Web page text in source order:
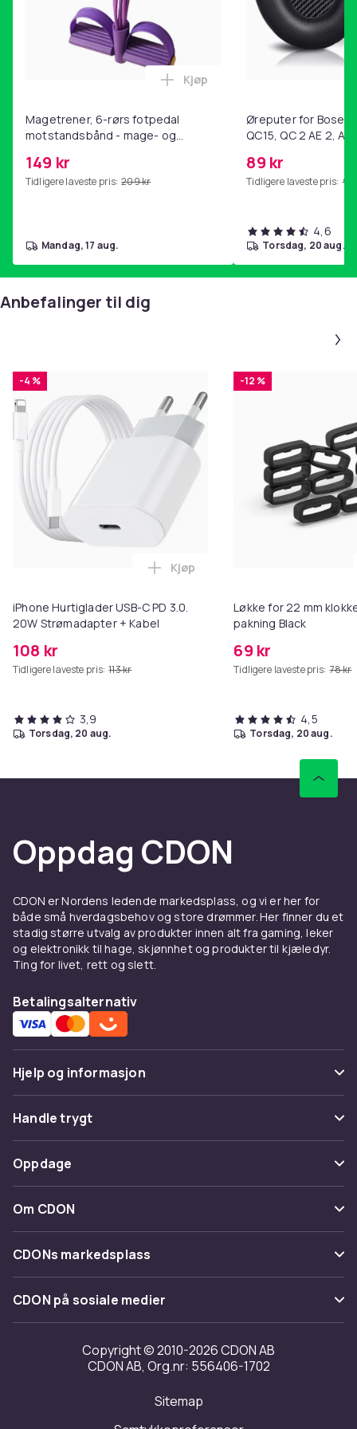
Magetrener, 6-rørs fotpedal
motstandsbånd - mage- og
hjemmegymnastikk Purple
149 kr
Tidligere laveste pris: 209 kr
Legg Magetrener, 6-rørs
Kjøp
mandag, 17 aug.
Øreputer for Bose
QC15, QC 2 AE 2, AE
89 kr
Tidligere laveste pris: 99
4,6
torsdag, 20 aug.
Anbefalinger til dig
-4 %
iPhone Hurtiglader USB-C PD 3.0.
20W Strømadapter + Kabel
108 kr
Tidligere laveste pris: 113 kr
Legg iPhone Hurtiglader USB-C
Kjøp
3,9
torsdag, 20 aug.
-12 %
Løkke for 22 mm
pakning Black
69 kr
Tidligere laveste pris: 78 kr
4,5
torsdag, 20 aug.
Oppdag CDON
CDON er Nordens ledende markedsplass, og vi er her for
både små hverdagsbehov og store drømmer. Her finner du et
stadig større utvalg av produkter innen alt fra gaming, leker
og elektronikk til hage, skjønnhet og produkter til kjæledyr.
Ting for livet, rett og slett.
Betalingsalternativ
Hjelp og informasjon
Vanlige spørsmål
Spor pakke
Angre & returner her
Kontakt oss
Handle trygt
Betaling
Levering
Tilbakekallinger
Oppdage
Kategorier
Varemerker
Om CDON
Om oss
Kundeanmeldelser
Jobbe på CDON
Investor relations
Tilgjengelighet
CDONs markedsplass
Merchant Help Center
CDON på sosiale medier
Copyright © 2010-2026 CDON AB
CDON AB, Org.nr: 556406-1702
Sitemap